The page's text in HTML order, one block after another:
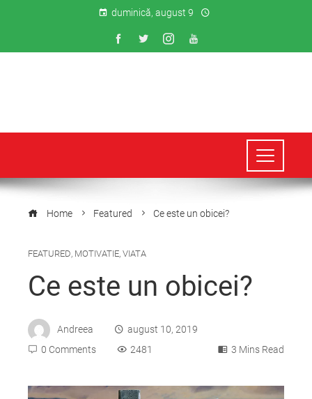
duminică, august 9
Home Featured Ce este un obicei?
FEATURED, MOTIVATIE, VIATA
Ce este un obicei?
Andreea
august 10, 2019
0 Comments
2481 3 Mins Read